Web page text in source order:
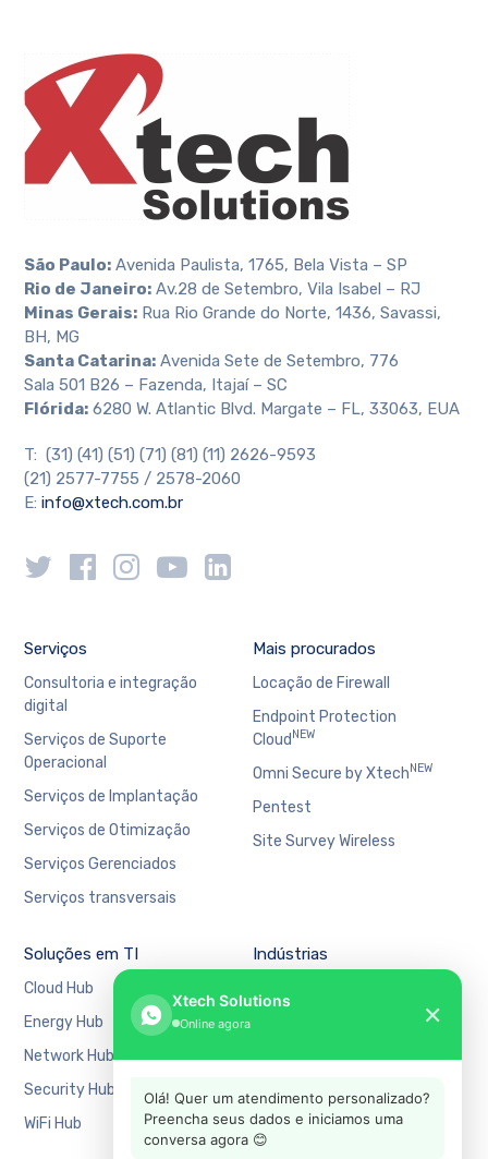
São Paulo: Avenida Paulista, 1765, Bela Vista – SP
Rio de Janeiro: Av.28 de Setembro, Vila Isabel – RJ
Minas Gerais: Rua Rio Grande do Norte, 1436, Savassi,
BH, MG
Santa Catarina: Avenida Sete de Setembro, 776
Sala 501 B26 – Fazenda, Itajaí – SC
Flórida: 6280 W. Atlantic Blvd. Margate – FL, 33063, EUA
T: (31) (41) (51) (71) (81) (11) 2626-9593
(21) 2577-7755 / 2578-2060
E:info@xtech.com.br
Serviços
Consultoria e integração
digital
Serviços de Suporte
Operacional
Serviços de Implantação
Serviços de Otimização
Serviços Gerenciados
Serviços transversais
Mais procurados
Locação de Firewall
Endpoint Protection
Cloud NEW
Omni Secure by Xtech NEW
Pentest
Site Survey Wireless
Soluções em TI
Cloud Hub
Energy Hub
Network Hub
Security Hub
WiFi Hub
Indústrias
Manufatura
Mercado Financeiro
Varejo
Xtech Solutions
Online agora ✕
Olá! Quer um atendimento personalizado?
Preencha seus dados e iniciamos uma
conversa agora 😊